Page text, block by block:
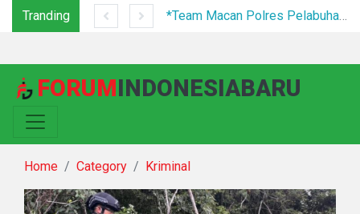
Tranding *Team Macan Polres Pelabuhan Belawan Amankan Tiga Anggota Geng Motor di Marelan Pasar 9*
FORUMINDONESIABARU
Home Category Kriminal